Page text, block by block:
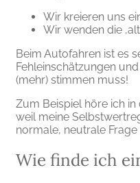
Wir kreieren uns
Wir wenden die
Beim Autofahren ist es
Fehleinschätzungen
(mehr) stimmen muss!
Zum Beispiel höre ich
weil meine
normale, neutrale
Wie finde ich